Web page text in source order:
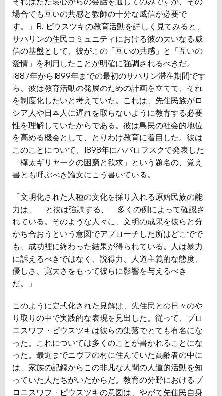
場合でも互いの共感と教師の十分な威信が必要で
す。」B. ピウスツキの教育活動を詳しく見てみると、
サハリンの住民コミュニティにおける彼の大いなる威
信の基盤として、彼がこの「互いの共感」と「互いの
愛情」を利用したことが明確に強調されるべきだ。
1887年から1899年までの最初のサハリン滞在期間です
ら、彼は教育活動の発展のための計画を立てて、それ
を制度化したいと考えていた。これは、先住民族がロ
シア人や日本人に遅れを取らないように教育する必要
性を理解していたからである。彼は島民の社会的地位
を高める機会として、とりわけ教育に着目した。彼は
このことについて、1898年にハバロフスクで発表した
「樺太ギリヤークの困窮と欲求」という題名の、覚え
書とも呼ぶべき論文にこう書いている。
「文明化された人種の文化を採り入れる原始民族の能
力は、—と彼は強調する、—多くの例によって確認さ
れている。そのような人々に、文明の成果を彼らと分
かち合おうという意図でアプローチした所はどこでで
も、成功裡に終わった結果が得られている。人は暴力
に訴えるべきではなく、説得力、人道主義的な態度、
優しさ、寛大さをもって彼らに影響を与えるべき
だ。」
このように定式化された見解は、先住民との日々のや
り取りの中で実践的な表現を見出した。従って、ブロ
ニスワフ・ピウスツキは彼らの集落でとても有名にな
った。これについては多くのことが書かれることにな
った。最近までニヴフの村に住んでいた高齢者の中に
は、家族の記録からこの非凡な人間の人道的活動を知
っていた人たちがいたからだ。教育の分野におけるブ
ロニスワフ・ピウスツキの意図は、やがて先住民自身